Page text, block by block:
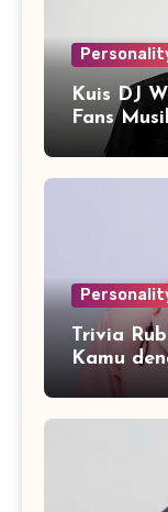
Kuis DJ
Fans
Trivia
Kamu
Serbabisa?